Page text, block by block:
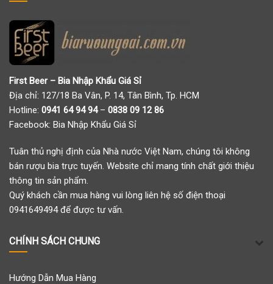
First Beer – Bia Nhập Khẩu Giá Sỉ
Địa chỉ: 127/18 Ba Vân, P. 14, Tân Bình, Tp. HCM
Hotline: 0941 64 94 94– 0838 09 12 86
Facebook: Bia Nhập Khẩu Giá Sỉ
Tuân thủ nghị định của Nhà nước Việt Nam, chúng tôi không
bán rượu bia trực tuyến. Website chỉ mang tính chất giới thiệu
thông tin sản phẩm.
Quý khách cần mua hàng vui lòng liên hệ số điện thoại
0941649494 để được tư vấn.
CHÍNH SÁCH CHUNG
Hướng Dẫn Mua Hàng